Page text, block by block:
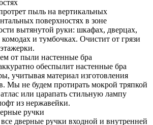
пыль на вертикальных
поверхностях в зоне
вытянутой руки: шкафах, дверцах,
комодах и тумбочках. Очистит от грязи
от пыли настенные бра
обеспылит настенные бра
учитывая материал изготовления
Мы не будем протирать мокрой тряпкой
или царапать стильную лампу
из нержавейки.
ручки
дверные ручки входной и внутренней